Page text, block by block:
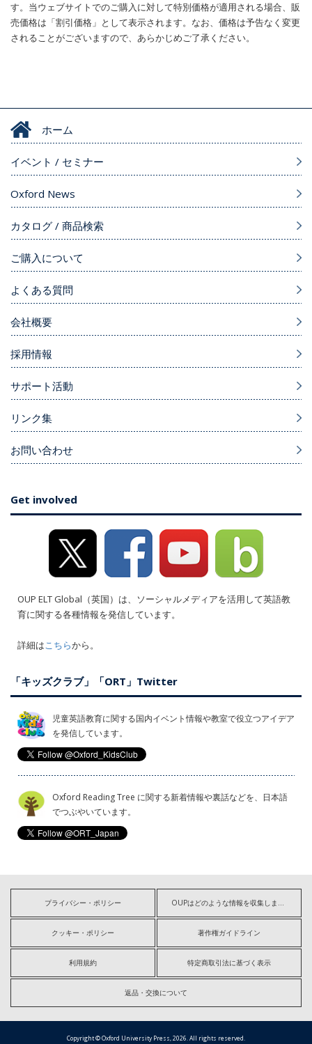
す。当ウェブサイトでのご購入に対して特別価格が適用される場合、販
売価格は「割引価格」として表示されます。なお、価格は予告なく変更
されることがございますので、あらかじめご了承ください。
ホーム
イベント / セミナー
Oxford News
カタログ / 商品検索
ご購入について
よくある質問
会社概要
採用情報
サポート活動
リンク集
お問い合わせ
Get involved
OUP ELT Global（英国）は、ソーシャルメディアを活用して英語教
育に関する各種情報を発信しています。
詳細はこちらから。
「キッズクラブ」「ORT」Twitter
児童英語教育に関する国内イベント情報や教室で役立つアイデア
を発信しています。
Oxford Reading Tree に関する新着情報や裏話などを、日本語
でつぶやいています。
プライバシー・ポリシー OUPはどのような情報を収集しますか?
クッキー・ポリシー 著作権ガイドライン
利用規約 特定商取引法に基づく表示
返品・交換について
Copyright © Oxford University Press, 2026. All rights reserved.